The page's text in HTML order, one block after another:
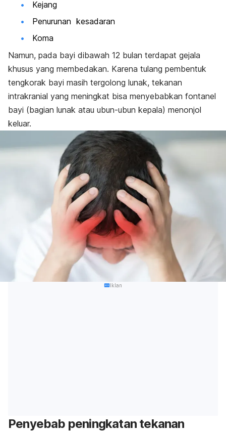
Kejang
Penurunan kesadaran
Koma
Namun, pada bayi dibawah 12 bulan terdapat gejala
khusus yang membedakan. Karena tulang pembentuk
tengkorak bayi masih tergolong lunak, tekanan
intrakranial yang meningkat bisa menyebabkan fontanel
bayi (bagian lunak atau ubun-ubun kepala) menonjol
keluar.
Iklan
Penyebab peningkatan tekanan